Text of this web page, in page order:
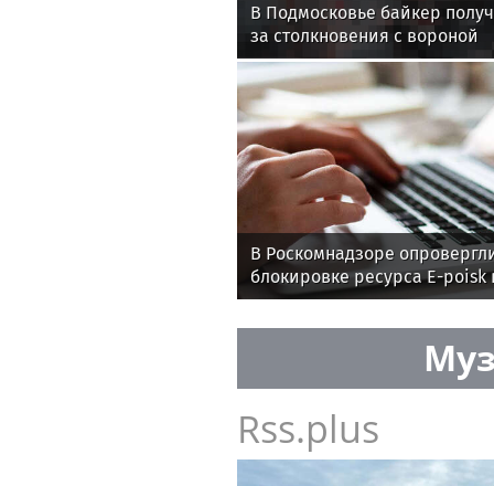
В Подмосковье байкер
за столкновения с вороной
В Роскомнадзоре
блокировке ресурса E-poisk
Rss.plus